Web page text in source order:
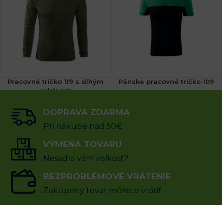
Pracovné tričko 119 s dlhým
rukávom
(4x)
10.65€ s DPH
VÝBER MOŽNOSTÍ
Pánske pracovné tričko 109
DOPRAVA ZDARMA
Pri nákupe nad 50€
VÝMENA TOVARU
Nesadla vám veľkosť?
BEZPROBLÉMOVÉ VRÁTENIE
Zakúpeny tovar môžete vrátiť